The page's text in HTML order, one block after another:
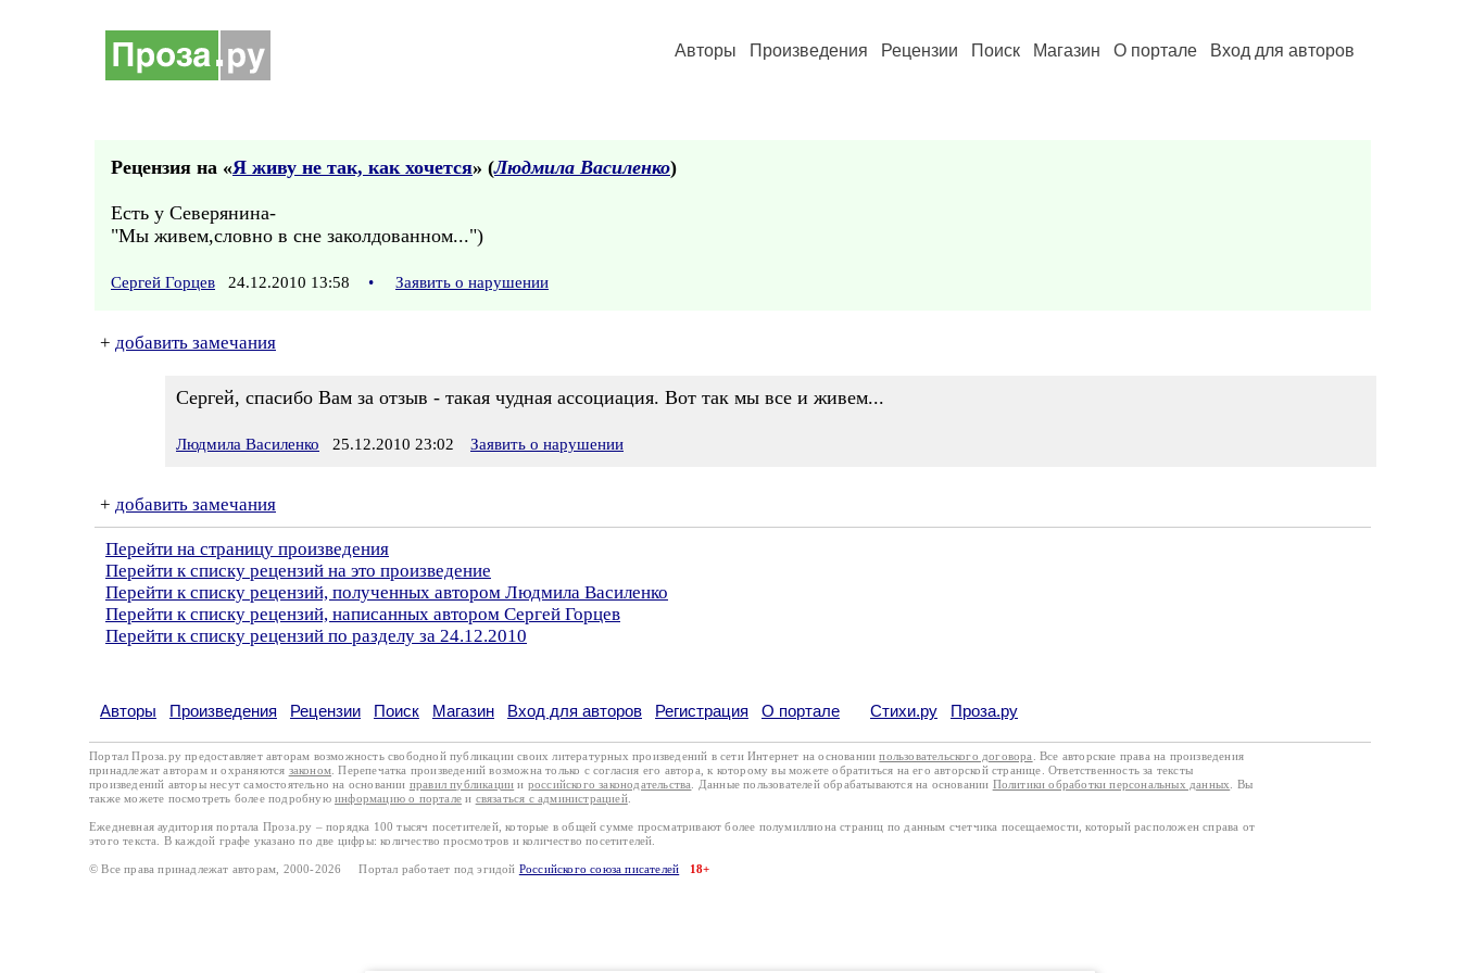
Авторы Произведения Рецензии Поиск Магазин О портале Вход для авторов
Рецензия на «Я живу не так, как хочется» (Людмила Василенко)
Есть у Северянина-
"Мы живем,словно в сне заколдованном...")
Сергей Горцев 24.12.2010 13:58 • Заявить о нарушении
+ добавить замечания
Сергей, спасибо Вам за отзыв - такая чудная ассоциация. Вот так мы все и живем...
Людмила Василенко 25.12.2010 23:02 Заявить о нарушении
+ добавить замечания
Перейти на страницу произведения
Перейти к списку рецензий на это произведение
Перейти к списку рецензий, полученных автором Людмила Василенко
Перейти к списку рецензий, написанных автором Сергей Горцев
Перейти к списку рецензий по разделу за 24.12.2010
Авторы Произведения Рецензии Поиск Магазин Вход для авторов Регистрация О портале Стихи.ру Проза.ру
Портал Проза.ру предоставляет авторам возможность свободной публикации своих литературных произведений в сети Интернет на основаниипользовательского договора
. Все авторские права на произведения
принадлежат авторам и охраняются законом . Перепечатка произведений возможна только с согласия его автора, к которому вы можете обратиться на его авторской странице. Ответственность за тексты
произведений авторы несут самостоятельно на основании правил публикации и российского законодательства . Данные пользователей обрабатываются на основании Политики обработки персональных данных
. Вы
также можете посмотреть более подробную информацию о портале и связаться с администрацией.
Ежедневная аудитория портала Проза.ру – порядка 100 тысяч посетителей, которые в общей сумме просматривают более полумиллиона страниц по данным счетчика посещаемости, который расположен справа от
этого текста. В каждой графе указано по две цифры: количество просмотров и количество посетителей.
© Все права принадлежат авторам, 2000-2026 Портал работает под эгидой Российского союза писателей 18+